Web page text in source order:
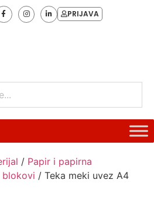
PRIJAVA
/ Papir i papirna
blokovi / Teka meki uvez A4